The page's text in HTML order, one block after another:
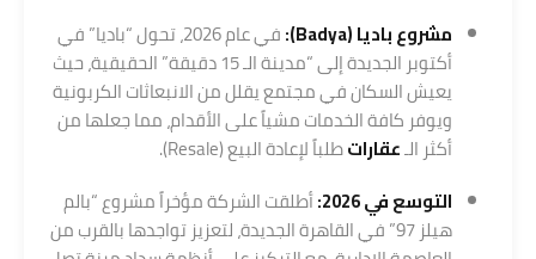
مشروع باديا (Badya):
في عام 2026، تحول “باديا” في
أكتوبر الجديدة إلى “مدينة الـ 15 دقيقة” الحقيقية، حيث
يعيش السكان في مجتمع يقلل من الانبعاثات الكربونية
ويوفر كافة الخدمات مشياً على الأقدام، مما جعلها من
أكثر الـعقاراتطلباً لإعادة البيع (Resale).
التوسع في 2026:
أطلقت الشركة مؤخراً مشروع “بالم
هيلز 97” في القاهرة الجديدة، لتعزيز تواجدها بالقرب من